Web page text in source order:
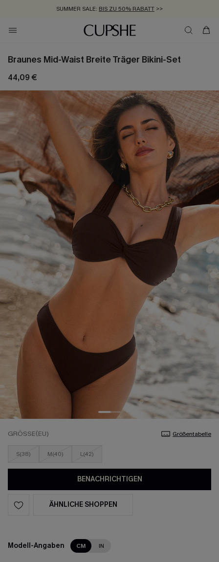
SUMMER SALE: BIS ZU 50% RABATT >>
ZUM NEWSLETTER:BIS ZU -20% EXTRA ERHALTEN
KOSTENLOSER VERSAND AB 89 €
Braunes Mid-Waist Breite Träger Bikini-Set
44,09 €
GRÖSSE(EU) Größentabelle
S(38) M(40) L(42)
BENACHRICHTIGEN
ÄHNLICHE SHOPPEN
Modell-Angaben CM IN